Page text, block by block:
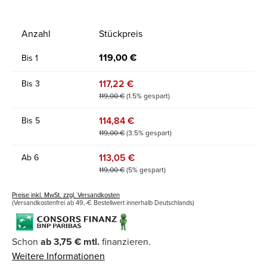
Anzahl Stückpreis
Bis 1 119,00 €
Bis 3 117,22 €
119,00 €(1.5% gespart)
Bis 5 114,84 €
119,00 €(3.5% gespart)
Ab6 113,05 €
119,00 €(5% gespart)
Preise inkl. MwSt. zzgl. Versandkosten
(Versandkostenfrei ab 49,-€ Bestellwert innerhalb Deutschlands)
Schon ab 3,75 € mtl.finanzieren.
Weitere Informationen